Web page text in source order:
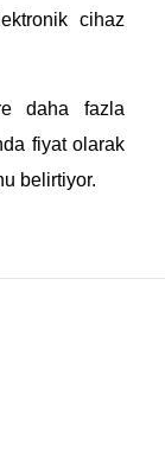
cihaz
daha fazla
fiyat olarak
belirtiyor.